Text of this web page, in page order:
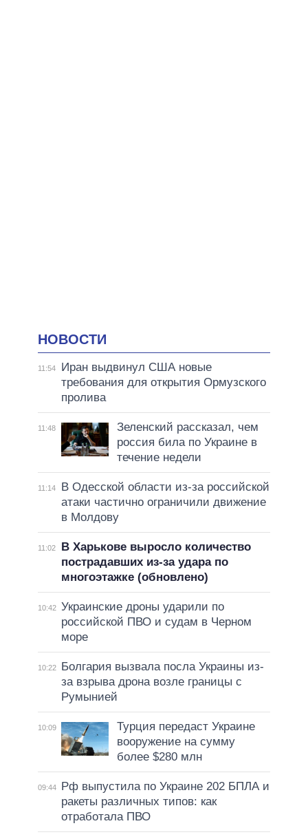
НОВОСТИ
11:54
Иран выдвинул США новые
требования для открытия Ормузского
пролива
11:48
Зеленский рассказал, чем
россия била по Украине в
течение недели
11:14
В Одесской области из-за российской
атаки частично ограничили движение
в Молдову
11:02
В Харькове выросло количество
пострадавших из-за удара по
многоэтажке (обновлено)
10:42 Украинские дроны ударили по
российской ПВО и судам в Черном
море
10:22
Болгария вызвала посла Украины из-
за взрыва дрона возле границы с
Румынией
10:09
Турция передаст Украине
вооружение на сумму
более $280 млн
09:44
Рф выпустила по Украине 202 БПЛА и
ракеты различных типов: как
отработала ПВО